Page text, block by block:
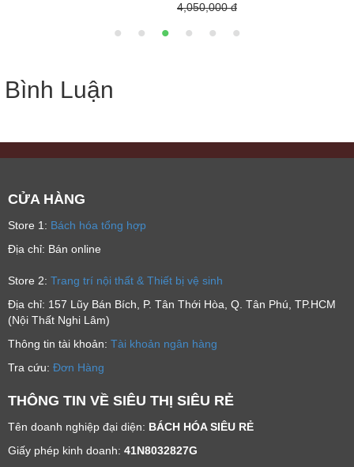
4,050,000 đ
Bình Luận
CỬA HÀNG
Store 1: Bách hóa tổng hợp
Địa chỉ: Bán online
Store 2: Trang trí nội thất & Thiết bị vệ sinh
Địa chỉ: 157 Lũy Bán Bích, P. Tân Thới Hòa, Q. Tân Phú, TP.HCM
(Nội Thất Nghi Lâm)
Thông tin tài khoản: Tài khoản ngân hàng
Tra cứu: Đơn Hàng
THÔNG TIN VỀ SIÊU THỊ SIÊU RẺ
Tên doanh nghiệp đại diện: BÁCH HÓA SIÊU RẺ
Giấy phép kinh doanh: 41N8032827G